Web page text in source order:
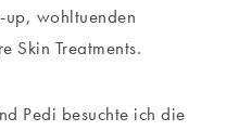
wohltuenden
Skin Treatments.
Pedi besuchte ich die